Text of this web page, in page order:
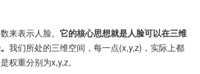
来表示人脸。 它的核心思想就是人脸可以在三维
我们所处的三维空间，每一点(x,y,z)，实际上都
重分别为x,y,z。